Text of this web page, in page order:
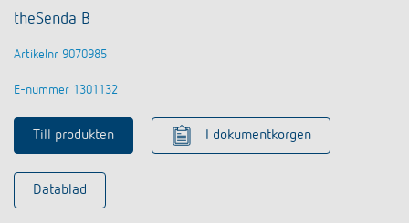
theSenda B
Artikelnr 9070985
E-nummer 1301132
Till produkten I dokumentkorgen
Datablad